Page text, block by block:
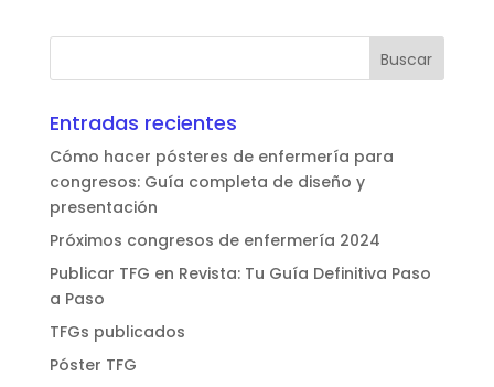
Entradas recientes
Cómo hacer pósteres de enfermería para
congresos: Guía completa de diseño y
presentación
Próximos congresos de enfermería 2024
Publicar TFG en Revista: Tu Guía Definitiva Paso
a Paso
TFGs publicados
Póster TFG